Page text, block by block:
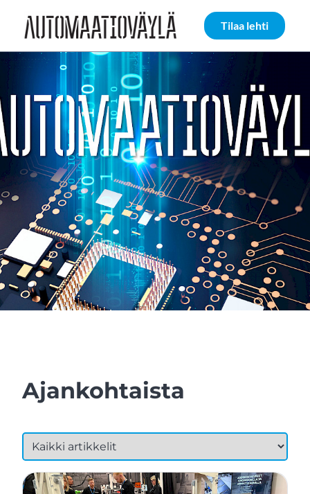
Siirry sivun sisältöön
Tilaa lehti
Ajankohtaista